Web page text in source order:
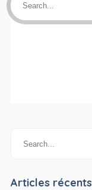
Articles récents